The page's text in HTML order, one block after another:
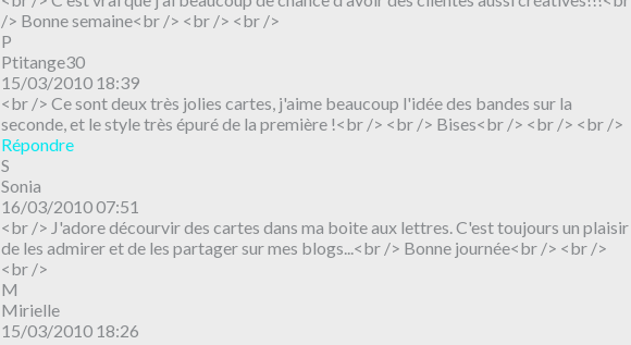
/> Bonne semaine<br /> <br /> <br />
P
Ptitange30
15/03/2010 18:39
<br /> Ce sont deux très jolies cartes, j'aime beaucoup l'idée des bandes sur la
seconde, et le style très épuré de la première !<br /> <br /> Bises<br /> <br /> <br />
Répondre
S
Sonia
16/03/2010 07:51
<br /> J'adore décourvir des cartes dans ma boite aux lettres. C'est toujours un plaisir
de les admirer et de les partager sur mes blogs...<br /> Bonne journée<br /> <br />
<br />
M
Mirielle
15/03/2010 18:26